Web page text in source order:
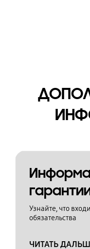
Узнайте, что
обязательства
ЧИТАТЬ